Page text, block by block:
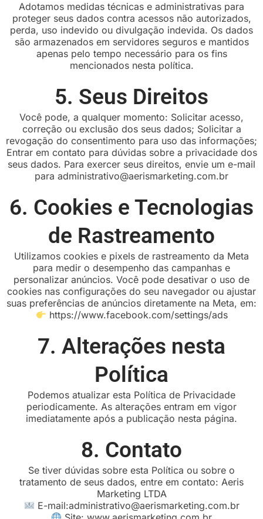
Adotamos medidas técnicas e administrativas para
proteger seus dados contra acessos não autorizados,
perda, uso indevido ou divulgação indevida. Os dados
são armazenados em servidores seguros e mantidos
apenas pelo tempo necessário para os fins
mencionados nesta política.
5. Seus Direitos
Você pode, a qualquer momento: Solicitar acesso,
correção ou exclusão dos seus dados; Solicitar a
revogação do consentimento para uso das informações;
Entrar em contato para dúvidas sobre a privacidade dos
seus dados. Para exercer seus direitos, envie um e-mail
para administrativo@aerismarketing.com.br
6. Cookies e Tecnologias
de Rastreamento
Utilizamos cookies e pixels de rastreamento da Meta
para medir o desempenho das campanhas e
personalizar anúncios. Você pode desativar o uso de
cookies nas configurações do seu navegador ou ajustar
suas preferências de anúncios diretamente na Meta, em:
https://www.facebook.com/settings/ads
7. Alterações nesta
Política
Podemos atualizar esta Política de Privacidade
periodicamente. As alterações entram em vigor
imediatamente após a publicação nesta página.
8. Contato
Se tiver dúvidas sobre esta Política ou sobre o
tratamento de seus dados, entre em contato: Aeris
Marketing LTDA
E-mail:administrativo@aerismarketing.com.br